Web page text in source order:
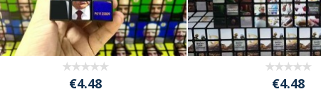
€4.48 €4.48